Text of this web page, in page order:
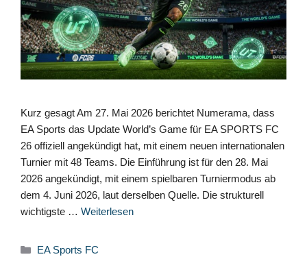
Kurz gesagt Am 27. Mai 2026 berichtet Numerama, dass
EA Sports das Update World’s Game für EA SPORTS FC
26 offiziell angekündigt hat, mit einem neuen internationalen
Turnier mit 48 Teams. Die Einführung ist für den 28. Mai
2026 angekündigt, mit einem spielbaren Turniermodus ab
dem 4. Juni 2026, laut derselben Quelle. Die strukturell
wichtigste … Weiterlesen
Kategorien
EA Sports FC